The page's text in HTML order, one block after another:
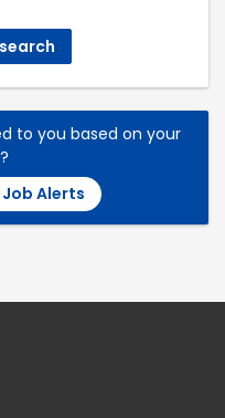
to you based on your
Alerts